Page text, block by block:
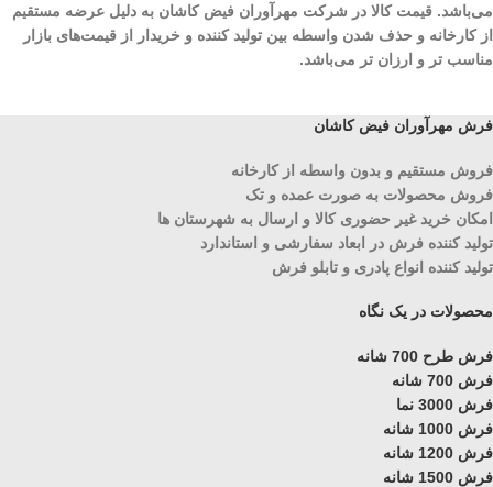
می‌باشد. قیمت کالا در شرکت مهرآوران فیض کاشان به دلیل عرضه مستقیم
از کارخانه و حذف شدن واسطه بین تولید کننده و خریدار از قیمت‌های بازار
مناسب تر و ارزان تر می‌باشد.
فرش مهرآوران فیض کاشان
فروش مستقیم و بدون واسطه از کارخانه
فروش محصولات به صورت عمده و تک
امکان خرید غیر حضوری کالا و ارسال به شهرستان ها
تولید کننده فرش در ابعاد سفارشی و استاندارد
تولید کننده انواع پادری و تابلو فرش
محصولات در یک نگاه
فرش طرح 700 شانه
فرش 700 شانه
فرش 3000 نما
فرش 1000 شانه
فرش 1200 شانه
فرش 1500 شانه